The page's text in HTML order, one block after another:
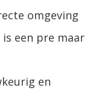
omgeving
een pre maar
en